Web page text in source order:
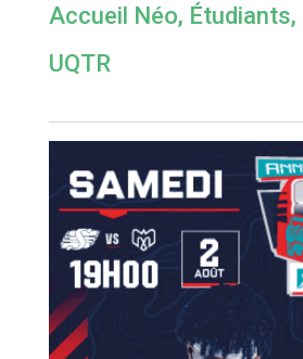
Accueil Néo, Étudiants,
UQTR